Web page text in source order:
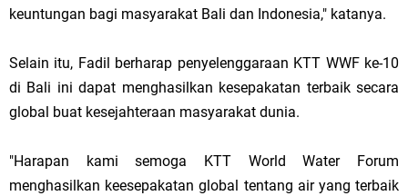
keuntungan bagi masyarakat Bali dan Indonesia," katanya.
Selain itu, Fadil berharap penyelenggaraan KTT WWF ke-10
di Bali ini dapat menghasilkan kesepakatan terbaik secara
global buat kesejahteraan masyarakat dunia.
"Harapan kami semoga KTT World Water Forum
menghasilkan keesepakatan global tentang air yang terbaik